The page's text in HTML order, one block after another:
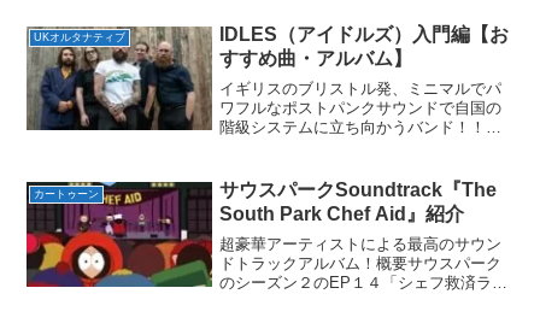
世界的に有名であるのに日本でのみあま
り知られていないバンドし...
UKオルタナティブ
IDLES（アイドルズ）入門編【お
すすめ曲・アルバム】
イギリスのブリストル発、ミニマルでパ
ワフルなポストパンクサウンドで自国の
階級システムに立ち向かうバンド！！ど
呼応していた。1970年代の英国病が極ま
った時期ではSex ...
カートゥーン
サウスパークSoundtrack『The
South Park Chef Aid』紹介
超豪華アーティストによる最高のサウン
ドトラックアルバム！概要サウスパーク
のシーズン２のEP１４「シェフ救済ライ